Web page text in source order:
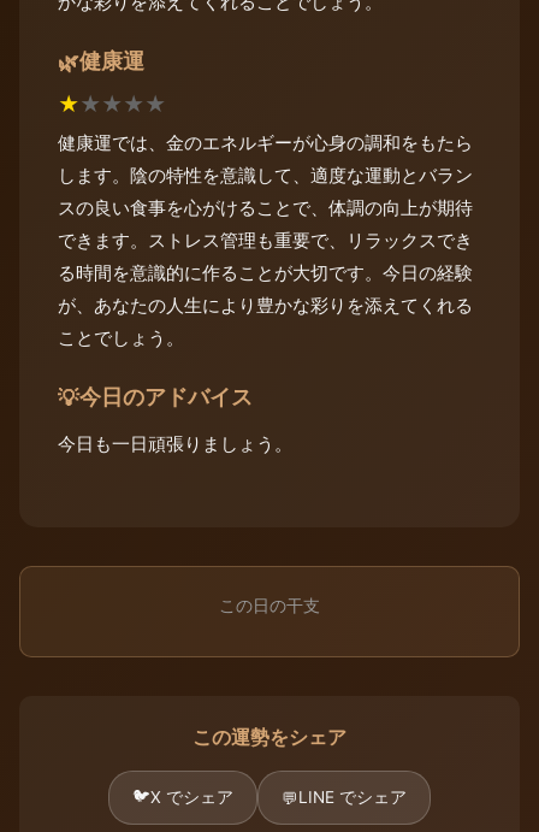
🌿健康運
★★★★★
健康運では、金のエネルギーが心身の調和をもたら
します。陰の特性を意識して、適度な運動とバラン
スの良い食事を心がけることで、体調の向上が期待
できます。ストレス管理も重要で、リラックスでき
る時間を意識的に作ることが大切です。今日の経験
が、あなたの人生により豊かな彩りを添えてくれる
ことでしょう。
💡今日のアドバイス
今日も一日頑張りましょう。
この日の干支
この運勢をシェア
🐦X でシェア 💬LINE でシェア